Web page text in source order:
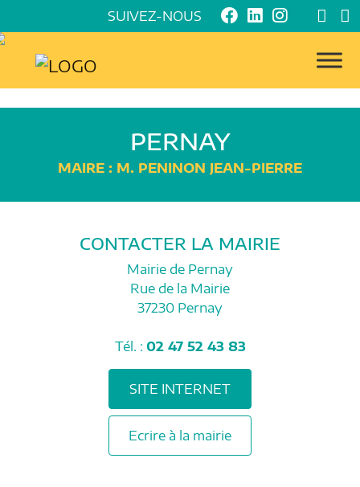
SUIVEZ-NOUS
PERNAY
MAIRE : M. PENINON JEAN-PIERRE
CONTACTER LA MAIRIE
Mairie de Pernay
Rue de la Mairie
37230 Pernay
Tél. : 02 47 52 43 83
SITE INTERNET
Ecrire à la mairie